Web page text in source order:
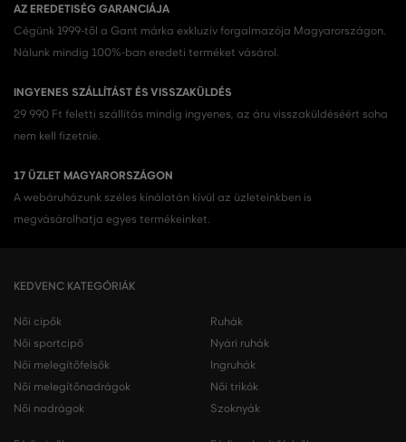
AZ EREDETISÉG GARANCIÁJA
Cégünk 1999-től a Gant márka exkluzív forgalmazója Magyarországon.
Nálunk mindig 100%-ban eredeti terméket vásárol.
INGYENES SZÁLLÍTÁST ÉS VISSZAKÜLDÉS
29 990 Ft feletti szállítás mindig ingyenes, az áru visszaküldéséért soha
nem kell fizetnie.
17 ÜZLET MAGYARORSZÁGON
A webáruházunk széles kínálatán kívül az üzleteinkben is
megvásárolhatja egyes termékeinket.
KEDVENC KATEGÓRIÁK
Női cipők
Női sportcipő
Női melegítőfelsők
Női melegítőnadrágok
Női nadrágok
Ruhák
Nyári ruhák
Ingruhák
Női trikók
Szoknyák